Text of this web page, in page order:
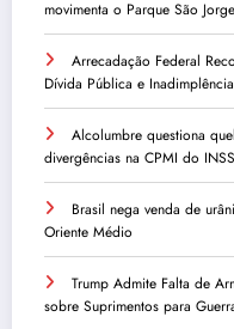
movimenta o Parque São Jorge
Arrecadação Federal
Dívida Pública e
Alcolumbre questiona
divergências na CPMI do INSS
Brasil nega venda de
Oriente Médio
Trump Admite Falta de
sobre Suprimentos para